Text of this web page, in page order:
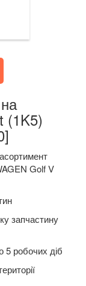
(1K5)
Golf V
запчастину
5 робочих діб